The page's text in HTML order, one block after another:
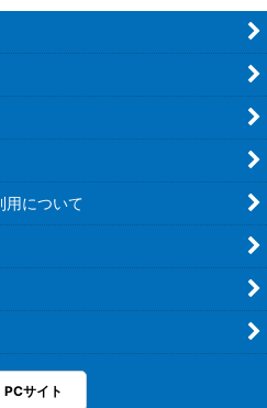
用について
PCサイト